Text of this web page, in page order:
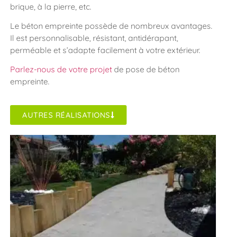
brique, à la pierre, etc.
Le béton empreinte possède de nombreux avantages.
Il est personnalisable, résistant, antidérapant,
perméable et s’adapte facilement à votre extérieur.
Parlez-nous de votre projet de pose de béton
empreinte.
AUTRES RÉALISATIONS